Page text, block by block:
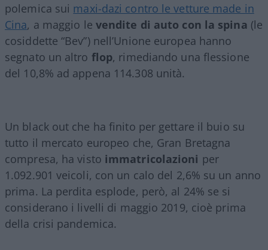
polemica sui maxi-dazi contro le vetture made in
Cina, a maggio le vendite di auto con la spina (le
cosiddette “Bev”) nell’Unione europea hanno
segnato un altro flop, rimediando una flessione
del 10,8% ad appena 114.308 unità.
Un black out che ha finito per gettare il buio su
tutto il mercato europeo che, Gran Bretagna
compresa, ha visto immatricolazioni per
1.092.901 veicoli, con un calo del 2,6% su un anno
prima. La perdita esplode, però, al 24% se si
considerano i livelli di maggio 2019, cioè prima
della crisi pandemica.